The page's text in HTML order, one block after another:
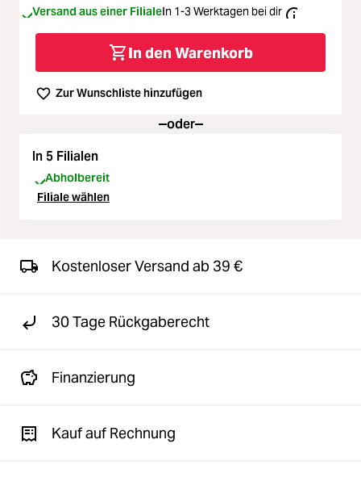
Versand aus einer FilialeIn 1-3 Werktagen bei dir
In den Warenkorb
Zur Wunschliste hinzufügen
oder
In 5 Filialen
Abholbereit
Filiale wählen
Kostenloser Versand ab 39 €
30 Tage Rückgaberecht
Finanzierung
Kauf auf Rechnung